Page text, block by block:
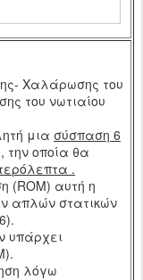
Χαλάρωσης του
του νωτιαίου
μια σύσπαση 6
, την οποία θα
.
(ROM) αυτή η
απλών στατικών
υπάρχει
λόγω